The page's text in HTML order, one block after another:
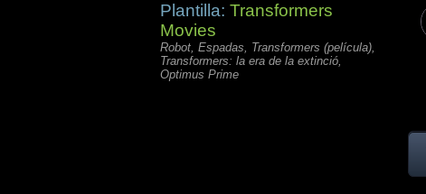
Plantilla: Transformers
Movies
Robot, Espadas, Transformers (película),
Transformers: la era de la extinció,
Optimus Prime